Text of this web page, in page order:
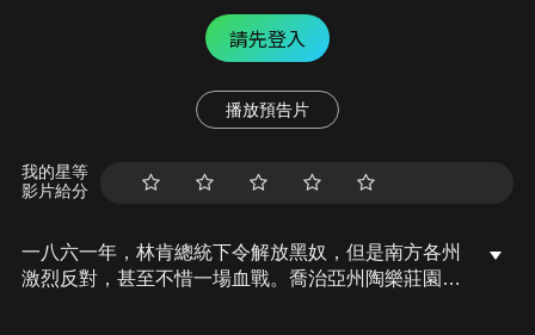
請先登入
播放預告片
我的星等
影片給分
一八六一年，林肯總統下令解放黑奴，但是南方各州
激烈反對，甚至不惜一場血戰。喬治亞州陶樂莊園的